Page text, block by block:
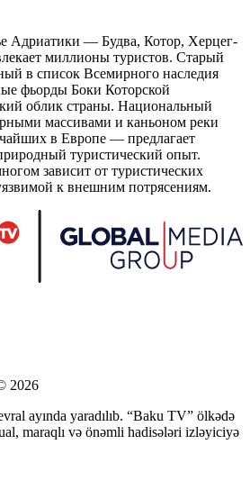
Адриатики — Будва, Котор, Херцег-
миллионы туристов. Старый
в список Всемирного наследия
фьорды Боки Которской
облик страны. Национальный
массивами и каньоном реки
в Европе — предлагает
туристический опыт.
зависит от туристических
к внешним потрясениям.
2026
ayında yaradılıb. “Baku TV” ölkədə
maraqlı və önəmli hadisələri izləyiciyə